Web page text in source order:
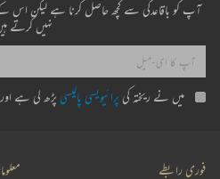
آپ کو باقاعدگی سے کچھ حاصل کرنا ہے لیکن اس
نہیں کرتے
میں نے ریختہ کی پرائیویسی پالیسی پڑھ لی ہے
فوری رابطے